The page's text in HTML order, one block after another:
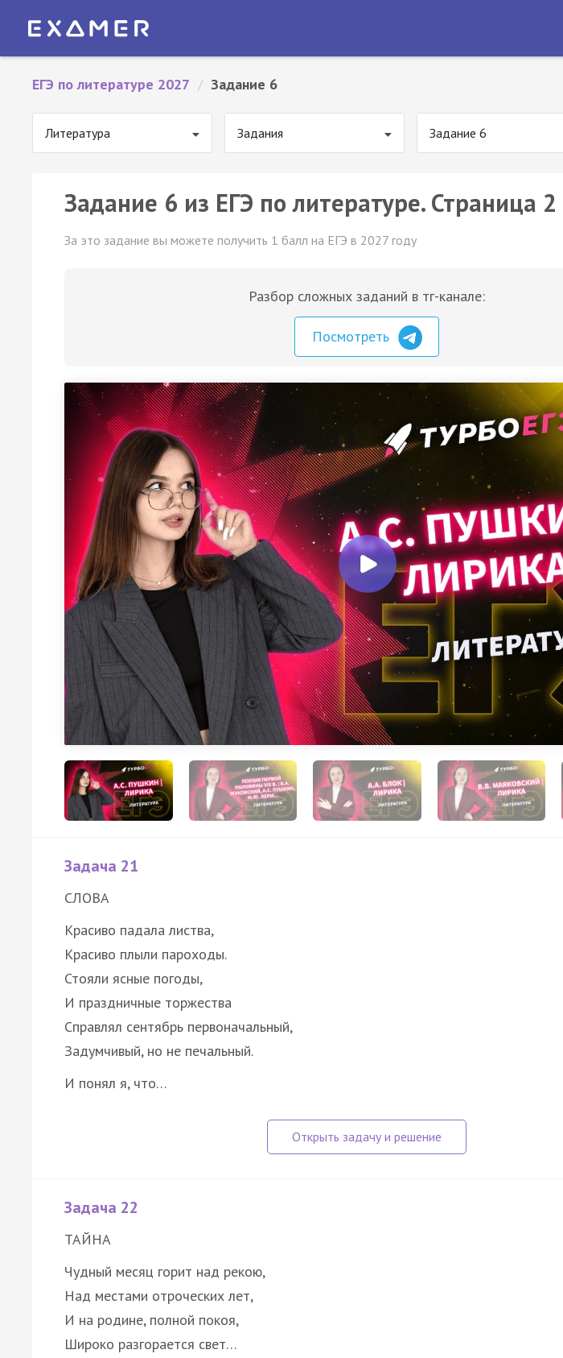
ЕГЭ по литературе 2027 / Задание 6
Литература Задания Задание 6
Задание 6 из ЕГЭ по литературе. Страница 2
За это задание вы можете получить 1 балл на ЕГЭ в 2027 году
Разбор сложных заданий в тг-канале:
Посмотреть
Задача 21
СЛОВА
Красиво падала листва,
Красиво плыли пароходы.
Стояли ясные погоды,
И праздничные торжества
Справлял сентябрь первоначальный,
Задумчивый, но не печальный.
И понял я, что…
Задача 22
ТАЙНА
Чудный месяц горит над рекою,
Над местами отроческих лет,
И на родине, полной покоя,
Широко разгорается свет…